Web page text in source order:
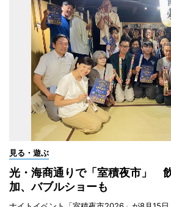
見る・遊ぶ
光・海商通りで「室積夜市」
加、バブルショーも